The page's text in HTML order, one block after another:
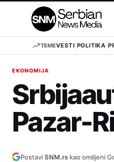
TEMEVESTI POLITIKA
EKONOMIJA
Pazar-
PostaviSNM.rs kao omiljeni